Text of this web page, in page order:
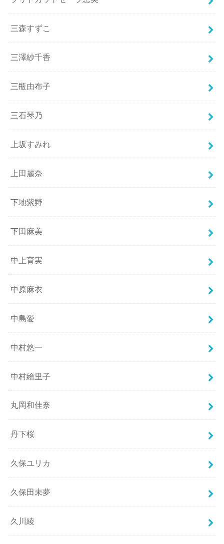
三森すずこ
三澤紗千香
三瓶由布子
三石琴乃
上坂すみれ
上田麗奈
下地紫野
下田麻美
中上育実
中原麻衣
中島愛
中村悠一
中村繪里子
丸岡和佳奈
丹下桜
久保ユリカ
久保田未夢
久川綾